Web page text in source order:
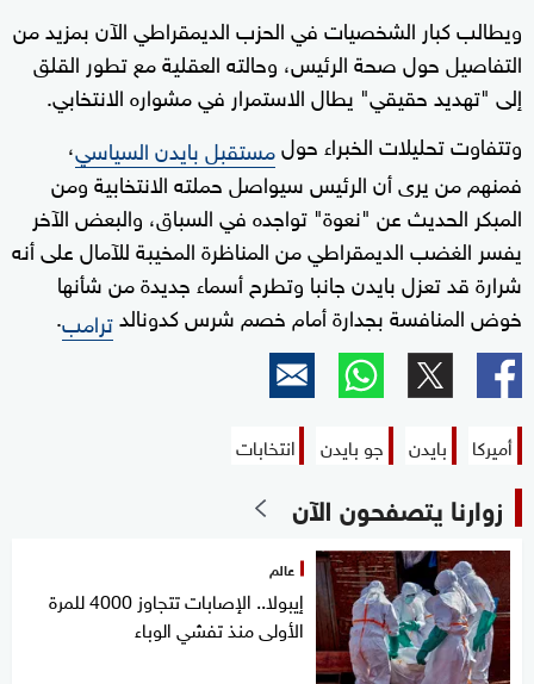
ويطالب كبار الشخصيات في الحزب الديمقراطي الآن بمزيد من
التفاصيل حول صحة الرئيس، وحالته العقلية مع تطور القلق
إلى "تهديد حقيقي" يطال الاستمرار في مشواره الانتخابي.
وتتفاوت تحليلات الخبراء حولمستقبل بايدن السياسي،
فمنهم من يرى أن الرئيس سيواصل حملته الانتخابية ومن
المبكر الحديث عن "نعوة" تواجده في السباق، والبعض الآخر
يفسر الغضب الديمقراطي من المناظرة المخيبة للآمال على أنه
شرارة قد تعزل بايدن جانبا وتطرح أسماء جديدة من شأنها
خوض المنافسة بجدارة أمام خصم شرس كدونالدترامب.
أميركا بايدن جو بايدن انتخابات
زوارنا يتصفحون الآن
عالم
إيبولا.. الإصابات تتجاوز 4000 للمرة
الأولى منذ تفشي الوباء